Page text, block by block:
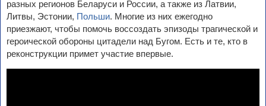
разных регионов Беларуси и России, а также из Латвии,
Литвы, Эстонии, Польши. Многие из них ежегодно
приезжают, чтобы помочь воссоздать эпизоды трагической и
героической обороны цитадели над Бугом. Есть и те, кто в
реконструкции примет участие впервые.